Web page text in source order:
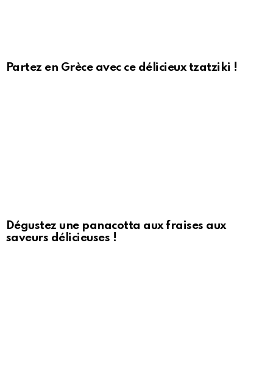
Partez en Grèce avec ce délicieux tzatziki !
Dégustez une panacotta aux fraises aux
saveurs délicieuses !